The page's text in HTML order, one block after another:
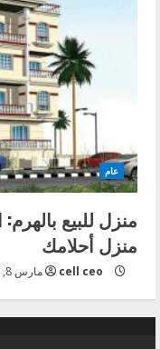
عام
منزل للبيع
منزل أحلامك
cell ceo مارس 8, 2025